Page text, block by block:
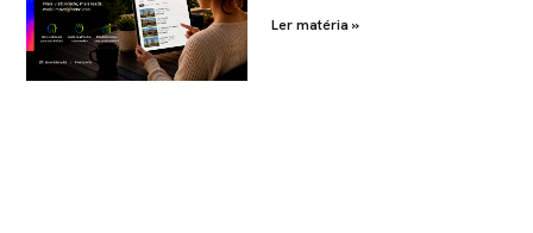
Ler matéria »